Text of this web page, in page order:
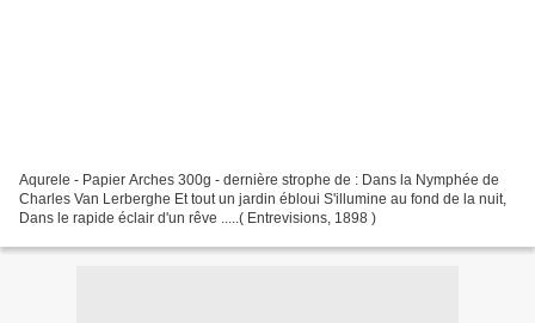
Aqurele - Papier Arches 300g - dernière strophe de : Dans la Nymphée de
Charles Van Lerberghe Et tout un jardin ébloui S'illumine au fond de la nuit,
Dans le rapide éclair d'un rêve .....( Entrevisions, 1898 )